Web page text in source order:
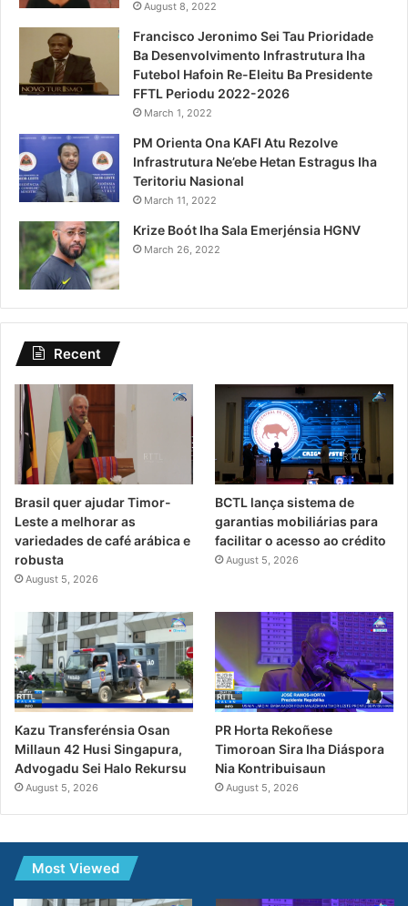
August 8, 2022
Francisco Jeronimo Sei Tau Prioridade
Ba Desenvolvimento Infrastrutura Iha
Futebol Hafoin Re-Eleitu Ba Presidente
FFTL Periodu 2022-2026
March 1, 2022
PM Orienta Ona KAFI Atu Rezolve
Infrastrutura Ne’ebe Hetan Estragus Iha
Teritoriu Nasional
March 11, 2022
Krize Boót Iha Sala Emerjénsia HGNV
March 26, 2022
Recent
Brasil quer ajudar Timor-
Leste a melhorar as
variedades de café arábica e
robusta
August 5, 2026
BCTL lança sistema de
garantias mobiliárias para
facilitar o acesso ao crédito
August 5, 2026
Kazu Transferénsia Osan
Millaun 42 Husi Singapura,
Advogadu Sei Halo Rekursu
August 5, 2026
PR Horta Rekoñese
Timoroan Sira Iha Diáspora
Nia Kontribuisaun
August 5, 2026
Most Viewed